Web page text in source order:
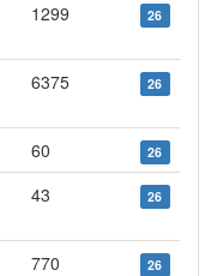
1299 26
6375 26
60 26
43 26
770 26